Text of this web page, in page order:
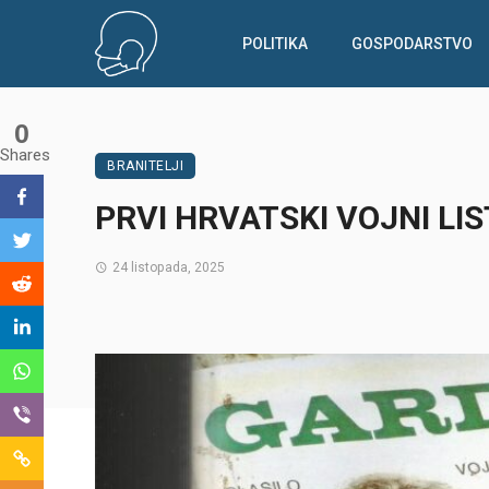
POLITIKA GOSPODARSTVO
BRANITELJI
PRVI HRVATSKI VOJNI
24 listopada, 2025
0
Shares